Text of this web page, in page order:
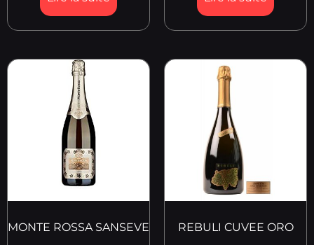
MONTE ROSSA SANSEVE REBULI CUVEE ORO